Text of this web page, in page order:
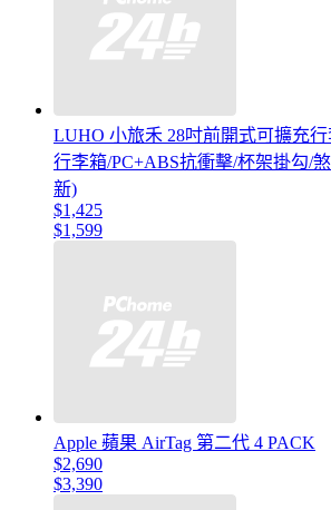
LUHO 小旅禾 28吋前開式可擴充
行李箱/PC+ABS抗衝擊/杯架掛勾/
新)
$1,425
$1,599
Apple 蘋果 AirTag 第二代 4 PACK
$2,690
$3,390